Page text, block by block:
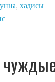
, хадисы